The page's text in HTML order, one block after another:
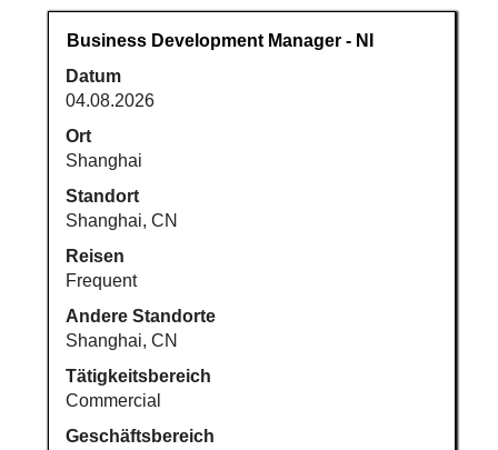
Stellenbezeichnung
Business Development Manager - NI
Datum
04.08.2026
Ort
Shanghai
Standort
Shanghai, CN
Reisen
Frequent
Andere Standorte
Shanghai, CN
Tätigkeitsbereich
Commercial
Geschäftsbereich
Drücken
Sie
die
Leertaste,
um
die
Stelleninformationen
vollständig
anzuzeigen.